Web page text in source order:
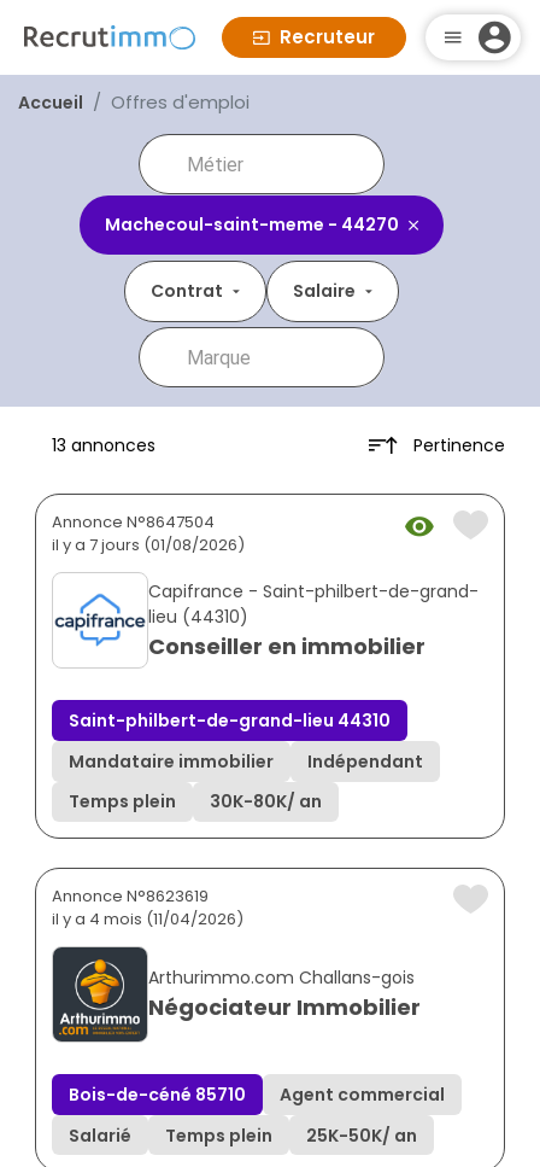
Recruteur
Accueil Offres d'emploi
Machecoul-saint-meme - 44270
Contrat Salaire
13 annonces Pertinence
Annonce N°8647504
il y a 7 jours (01/08/2026)
Capifrance - Saint-philbert-de-grand-
lieu (44310)
Conseiller en immobilier
Saint-philbert-de-grand-lieu 44310
Mandataire immobilier
Indépendant
Temps plein
30K-80K/ an
Annonce N°8623619
il y a 4 mois (11/04/2026)
Arthurimmo.com Challans-gois
Négociateur Immobilier
Bois-de-céné 85710
Agent commercial
Salarié
Temps plein 25K-50K/ an